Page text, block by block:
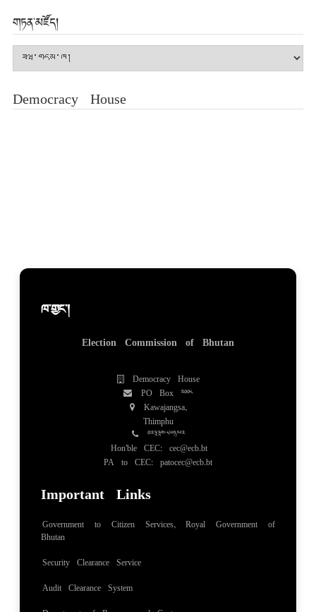
གཏན་མཛོད།
Democracy House
ཁ་གྱང་།
Election Commission of Bhutan
Democracy House
PO Box 2008
Kawajangsa,
Thimphu
02334851/52
Hon'ble CEC: cec@ecb.bt
PA to CEC: patocec@ecb.bt
Important Links
Government to Citizen Services, Royal Government of
Bhutan
Security Clearance Service
Audit Clearance System
Department of Revenue and Customs